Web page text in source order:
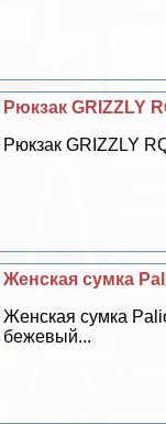
Рюкзак GRIZZLY
Рюкзак GRIZZLY
Женская сумка
Женская сумка
бежевый...